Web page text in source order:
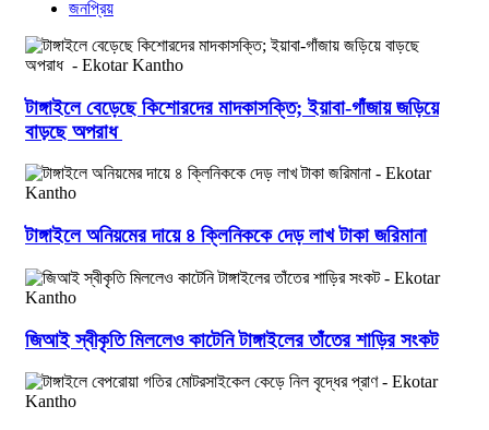
জনপ্রিয়
টাঙ্গাইলে বেড়েছে কিশোরদের মাদকাসক্তি; ইয়াবা-গাঁজায় জড়িয়ে
বাড়ছে অপরাধ
টাঙ্গাইলে অনিয়মের দায়ে ৪ ক্লিনিককে দেড় লাখ টাকা জরিমানা
জিআই স্বীকৃতি মিললেও কাটেনি টাঙ্গাইলের তাঁতের শাড়ির সংকট